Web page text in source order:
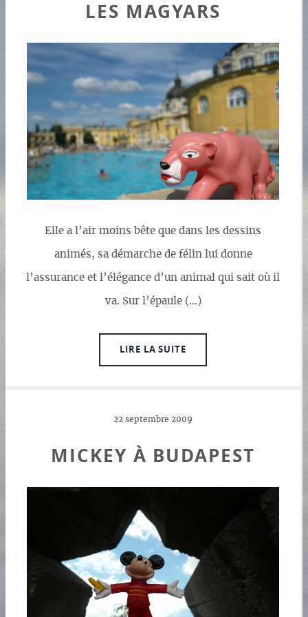
LES MAGYARS
Elle a l’air moins bête que dans les dessins
animés, sa démarche de félin lui donne
l’assurance et l’élégance d’un animal qui sait où il
va. Sur l’épaule (…)
LIRE LA SUITE
22 septembre 2009
MICKEY À BUDAPEST